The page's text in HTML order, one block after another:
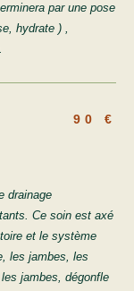
par une pose
hydrate ) ,
90 €
drainage
Ce soin est axé
et le système
les jambes, les
jambes, dégonfle